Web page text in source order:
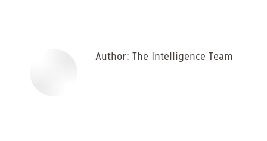
Author: The Intelligence Team